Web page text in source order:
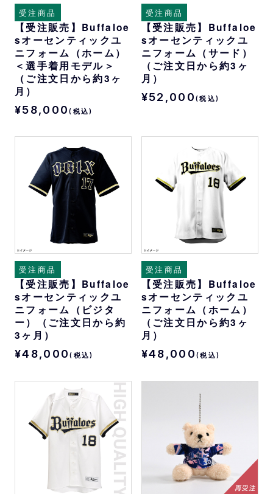
受注商品
【受注販売】Buffaloe
sオーセンティックユ
ニフォーム（ホーム）
＜選手着用モデル＞
（ご注文日から約3ヶ
月）
¥58,000(税込)
受注商品
【受注販売】Buffaloe
sオーセンティックユ
ニフォーム（サード）
（ご注文日から約3ヶ
月）
¥52,000(税込)
受注商品
【受注販売】Buffaloe
sオーセンティックユ
ニフォーム（ビジタ
ー）（ご注文日から約
3ヶ月）
¥48,000(税込)
受注商品
【受注販売】Buffaloe
sオーセンティックユ
ニフォーム（ホーム）
（ご注文日から約3ヶ
月）
¥48,000(税込)